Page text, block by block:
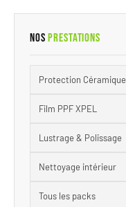
NosPrestations
Protection Céramique
Film PPF XPEL
Lustrage & Polissage
Nettoyage intérieur
Tous les packs